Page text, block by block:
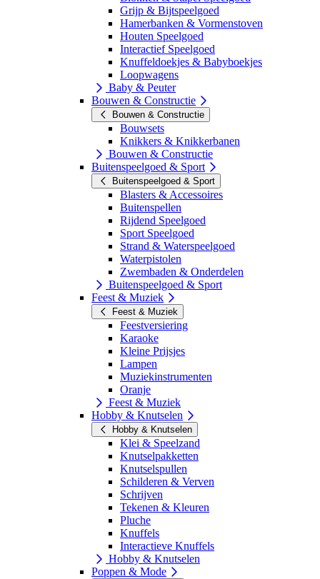
Grijp & Bijtspeelgoed
Hamerbanken & Vormenstoven
Houten Speelgoed
Interactief Speelgoed
Knuffeldoekjes & Babyboekjes
Loopwagens
Baby & Peuter
Bouwen & Constructie
Bouwen & Constructie
Bouwsets
Knikkers & Knikkerbanen
Bouwen & Constructie
Buitenspeelgoed & Sport
Buitenspeelgoed & Sport
Blasters & Accessoires
Buitenspellen
Rijdend Speelgoed
Sport Speelgoed
Strand & Waterspeelgoed
Waterpistolen
Zwembaden & Onderdelen
Buitenspeelgoed & Sport
Feest & Muziek
Feest & Muziek
Feestversiering
Karaoke
Kleine Prijsjes
Lampen
Muziekinstrumenten
Oranje
Feest & Muziek
Hobby & Knutselen
Hobby & Knutselen
Klei & Speelzand
Knutselpakketten
Knutselspullen
Schilderen & Verven
Schrijven
Tekenen & Kleuren
Pluche
Knuffels
Interactieve Knuffels
Hobby & Knutselen
Poppen & Mode